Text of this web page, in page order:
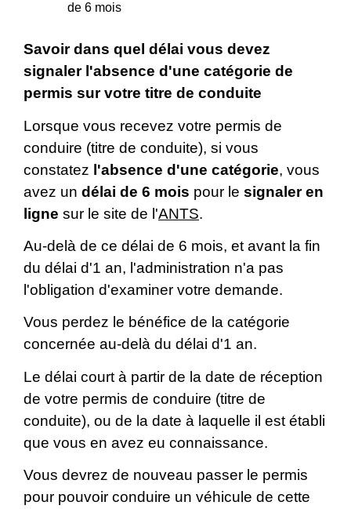
de 6 mois
Savoir dans quel délai vous devez
signaler l'absence d'une catégorie de
permis sur votre titre de conduite
Lorsque vous recevez votre permis de
conduire (titre de conduite), si vous
constatez l'absence d'une catégorie, vous
avez un délai de 6 mois pour le signaler en
ligne sur le site de l'ANTS.
Au-delà de ce délai de 6 mois, et avant la fin
du délai d'1 an, l'administration n'a pas
l'obligation d'examiner votre demande.
Vous perdez le bénéfice de la catégorie
concernée au-delà du délai d'1 an.
Le délai court à partir de la date de réception
de votre permis de conduire (titre de
conduite), ou de la date à laquelle il est établi
que vous en avez eu connaissance.
Vous devrez de nouveau passer le permis
pour pouvoir conduire un véhicule de cette